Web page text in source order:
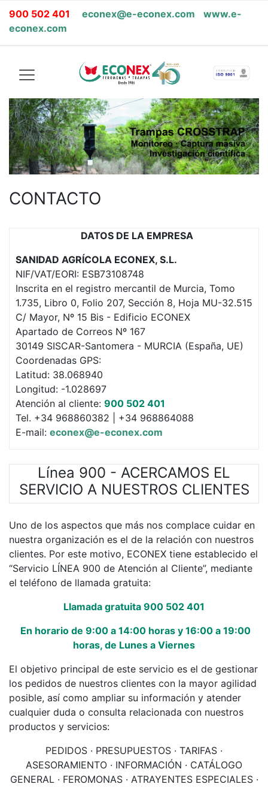
900 502 401 econex@e-econex.com
www.e-
econex.com
CONTACTO
DATOS DE LA EMPRESA
SANIDAD AGRÍCOLA ECONEX, S.L.
NIF/VAT/EORI: ESB73108748
Inscrita en el registro mercantil de Murcia, Tomo
1.735, Libro 0, Folio 207, Sección 8, Hoja MU-32.515
C/ Mayor, Nº 15 Bis - Edificio ECONEX
Apartado de Correos Nº 167
30149 SISCAR-Santomera - MURCIA (España, UE)
Coordenadas GPS:
Latitud: 38.068940
Longitud: -1.028697
Atención al cliente: 900 502 401
Tel. +34 968860382 | +34 968864088
E-mail: econex@e-econex.com
Línea 900 - ACERCAMOS EL
SERVICIO A NUESTROS CLIENTES
Uno de los aspectos que más nos complace cuidar en
nuestra organización es el de la relación con nuestros
clientes. Por este motivo, ECONEX tiene establecido el
“Servicio LÍNEA 900 de Atención al Cliente”, mediante
el teléfono de llamada gratuita:
Llamada gratuita 900 502 401
En horario de 9:00 a 14:00 horas y 16:00 a 19:00
horas, de Lunes a Viernes
El objetivo principal de este servicio es el de gestionar
los pedidos de nuestros clientes con la mayor agilidad
posible, así como ampliar su información y atender
cualquier duda o consulta relacionada con nuestros
productos y servicios:
PEDIDOS · PRESUPUESTOS · TARIFAS ·
ASESORAMIENTO · INFORMACIÓN · CATÁLOGO
GENERAL · FEROMONAS · ATRAYENTES ESPECIALES ·